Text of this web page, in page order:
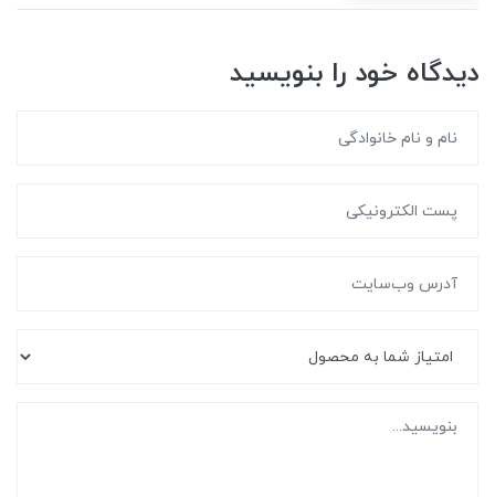
دیدگاه خود را بنویسید